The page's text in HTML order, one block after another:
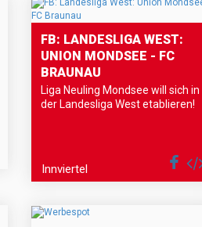
FB: LANDESLIGA WEST:
UNION MONDSEE - FC
BRAUNAU
Liga Neuling Mondsee will sich in
der Landesliga West etablieren!
Innviertel